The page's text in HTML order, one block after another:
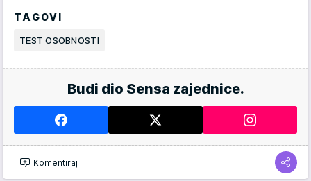
TAGOVI
TEST OSOBNOSTI
Budi dio Sensa zajednice.
Komentiraj